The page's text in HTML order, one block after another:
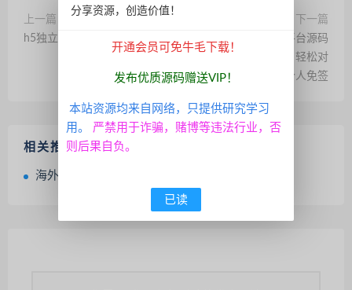
上一篇
h5独立版塔罗牌占卜系统源码
下一篇
最新微信广告任务平台源码
(运营版) +详细教程，轻松对
接第三方实现个人免签
相关推荐
海外理财投资共享单车可自定义产品
分享资源，创造价值！
开通会员可免牛毛下载！
发布优质源码赠送VIP！
本站资源均来自网络，只提供研究学习
用。
严禁用于诈骗，赌博等违法行业，否
则后果自负。
已读